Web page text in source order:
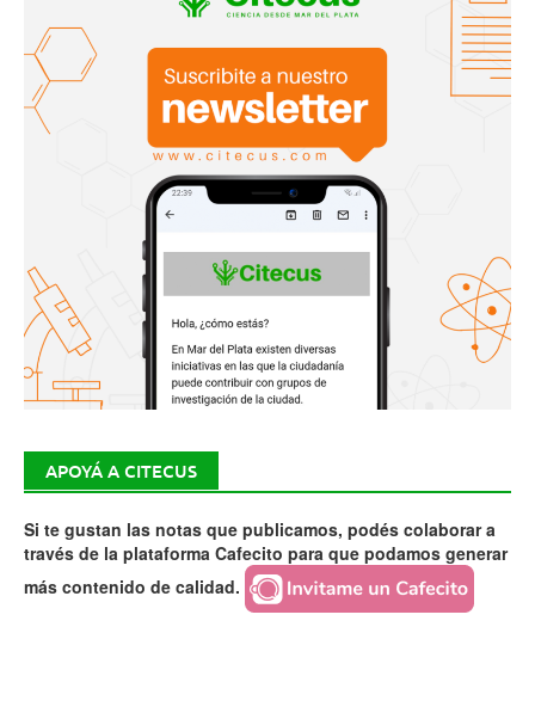
APOYÁ A CITECUS
Si te gustan las notas que publicamos, podés colaborar a
través de la plataforma Cafecito para que podamos generar
más contenido de calidad.